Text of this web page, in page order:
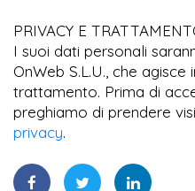
PRIVACY E
I suoi dati personali
OnWeb S.L.U., che
trattamento. Prima di
preghiamo di prendere
privacy.